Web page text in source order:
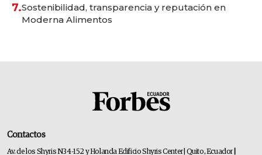
7.Sostenibilidad, transparencia y reputación en
Moderna Alimentos
Contactos
Av. de los Shyris N34-152 y Holanda Edificio Shyris Center | Quito, Ecuador